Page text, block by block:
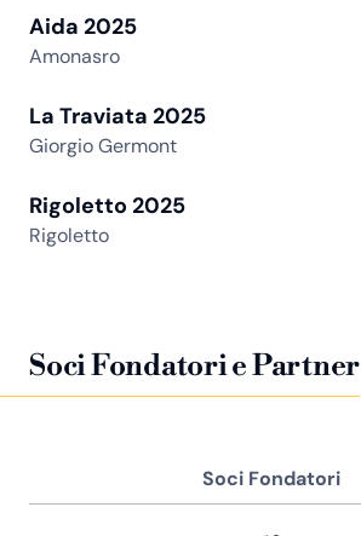
Aida 2025
Amonasro
La Traviata 2025
Giorgio Germont
Rigoletto 2025
Rigoletto
Soci Fondatori e Partner
Soci Fondatori